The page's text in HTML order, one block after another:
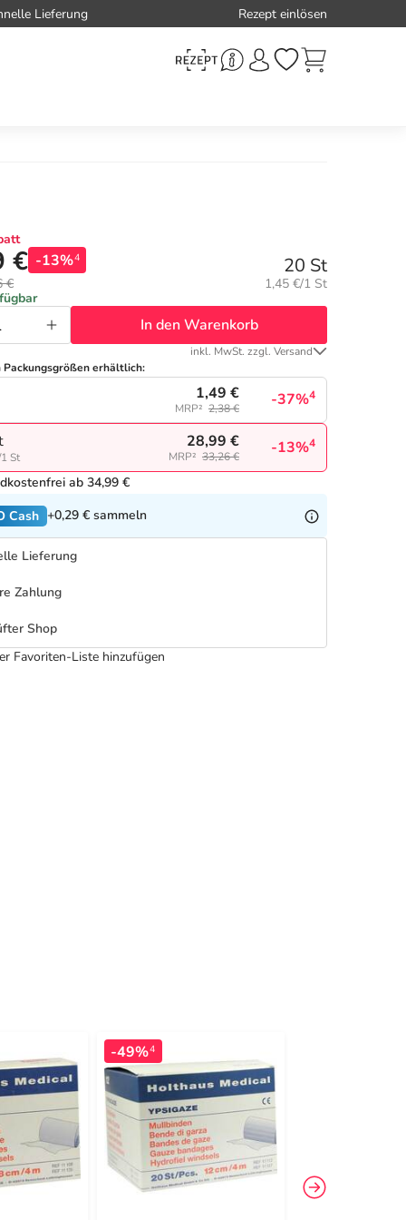
Lieferung Rezept einlösen
€ -13%4
€
20 St
Grundpreis:
1,45 €/1 St
In den Warenkorb
inkl. MwSt. zzgl. Versand
Packungsgrößen erhältlich:
1,49 €
MRP² 2,38 € -37%4
St
28,99 €
MRP² 33,26 € -13%4
ab 34,99 €
Cash +0,29 € sammeln
Lieferung
Zahlung
Shop
Favoriten-Liste hinzufügen
-49%4